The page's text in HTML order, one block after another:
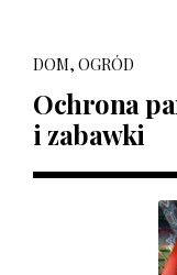
DOM, OGRÓD
Ochrona
i zabawki